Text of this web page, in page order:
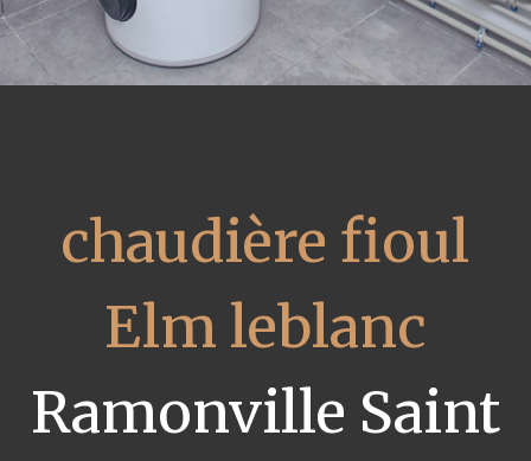
chaudière fioul
Elm leblanc
Ramonville Saint